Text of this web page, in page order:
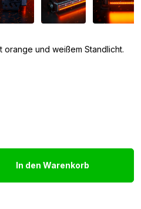
orange und weißem Standlicht.
In den Warenkorb